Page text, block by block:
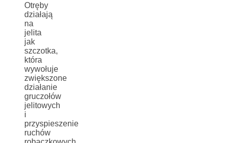
Otręby
działają
na
jelita
jak
szczotka,
która
wywołuje
zwiększone
działanie
gruczołów
jelitowych
i
przyspieszenie
ruchów